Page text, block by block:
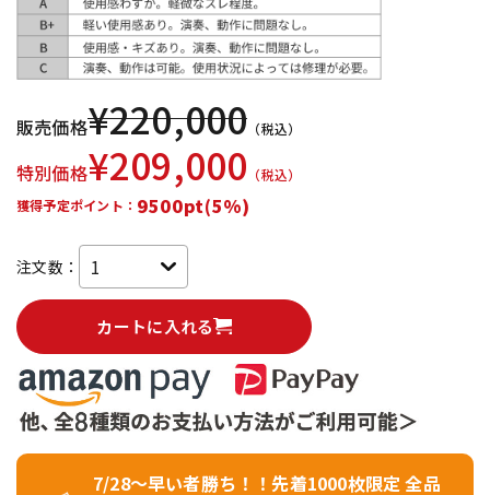
販売価格¥220,000 （税込）
特別価格¥209,000 （税込）
獲得予定ポイント： 9500pt(5%)
注文数：
カートに入れる
7/28～早い者勝ち！！先着1000枚限定 全品